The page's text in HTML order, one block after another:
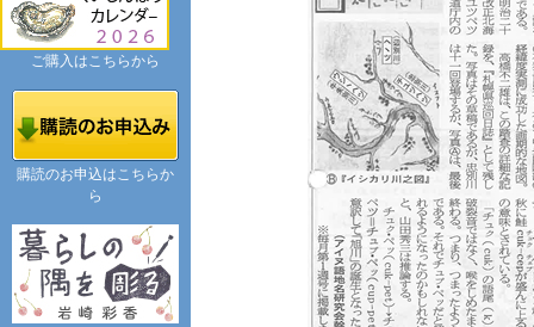
ご購入はこちらから
購読のお申込はこちらか
ら